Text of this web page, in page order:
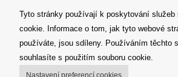
Tyto stránky používají k poskytování služeb
cookie. Informace o tom, jak tyto webové
používáte, jsou sdíleny. Používáním těchto
souhlasíte s použitím souboru cookie.
Nastavení preferencí cookies
O nás
Distributor